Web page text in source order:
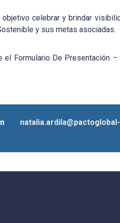
celebrar y brindar
y sus metas asociadas.
el Formulario De Presentación